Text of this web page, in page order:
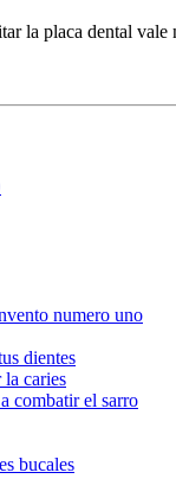
la placa dental
numero uno
dientes
la caries
combatir el sarro
bucales